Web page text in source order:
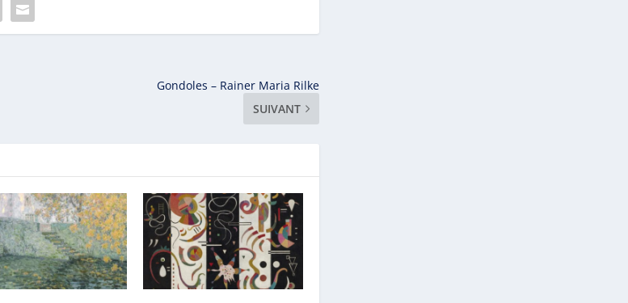
Gondoles – Rainer Maria Rilke
SUIVANT